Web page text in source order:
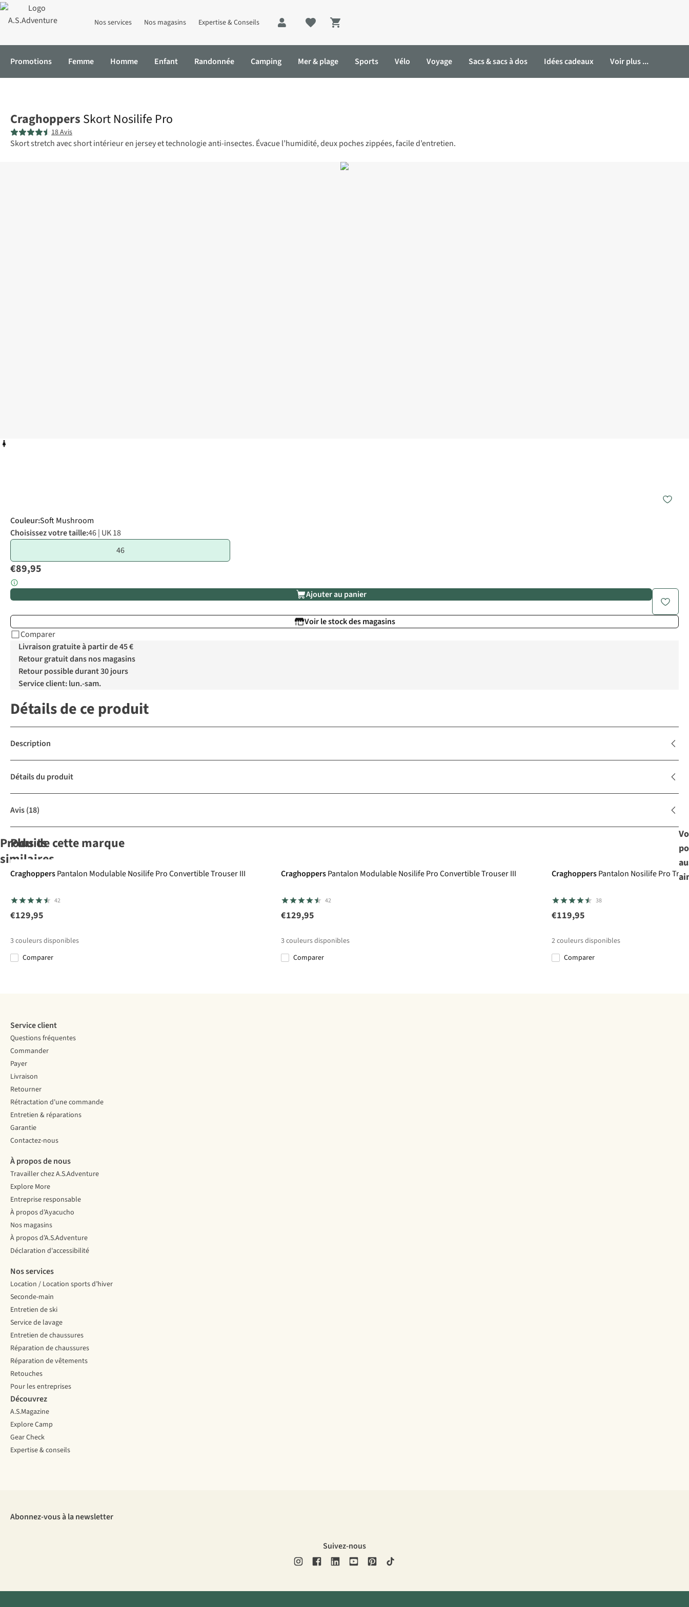
Nos services Nos magasins Expertise & Conseils
Shopping cart
Promotions Femme Homme Enfant Randonnée Camping Mer & plage Sports Vélo Voyage Sacs & sacs à dos Idées cadeaux Voir plus ...
Craghoppers Skort Nosilife Pro
18 Avis
Skort stretch avec short intérieur en jersey et technologie anti-insectes. Évacue l’humidité, deux poches zippées, facile d’entretien.
Couleur:Soft Mushroom
Choisissez votre taille:46 | UK 18
46
€89,95
Ajouter au panier
Voir le stock des magasins
Comparer
Livraison gratuite à partir de 45 €
Retour gratuit dans nos magasins
Retour possible durant 30 jours
Service client: lun.-sam.
Détails de ce produit
Description
Détails du produit
Avis(18)
Produits
similaires
Skort Nosilife
Pro Cargo
Skort W'S
Terrebonne
Skort
Sajilo
Skort
Fleetwith
Plus de cette marque
Avis d'experts
CraghoppersPantalon Modulable Nosilife Pro Convertible Trouser III
42
€129,95
3couleurs disponibles
Comparer
CraghoppersPantalon Modulable Nosilife Pro Convertible Trouser III
42
€129,95
3couleurs disponibles
Comparer
CraghoppersPantalon Nosilife Pro
38
€119,95
2couleurs disponibles
Comparer
Service client
Questions fréquentes
Commander
Payer
Livraison
Retourner
Rétractation d'une commande
Entretien & réparations
Garantie
Contactez-nous
À propos de nous
Travailler chez A.S.Adventure
Explore More
Entreprise responsable
À propos d’Ayacucho
Nos magasins
À propos d’A.S.Adventure
Déclaration d'accessibilité
Nos services
Location / Location sports d’hiver
Seconde-main
Entretien de ski
Service de lavage
Entretien de chaussures
Réparation de chaussures
Réparation de vêtements
Retouches
Pour les entreprises
Découvrez
A.S.Magazine
Explore Camp
Gear Check
Expertise & conseils
Abonnez-vous à la newsletter
Suivez-nous